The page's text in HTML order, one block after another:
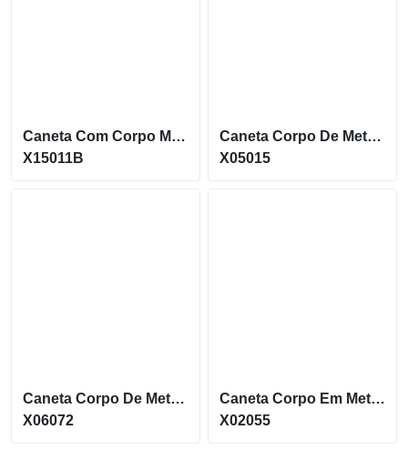
Caneta Com Corpo Metálico, Acabamento Em Bambu E Ponteira Touch X15011B
X15011B
Caneta Corpo De Metal Com Ponteira Touch E Acionamento Por Clique X05015
X05015
Caneta Corpo De Metal Com Ponteira Touch E Acionamento Por Rotação X06072
X06072
Caneta Corpo Em Metal Com Carga Azul E Ponteira Touch X02055
X02055